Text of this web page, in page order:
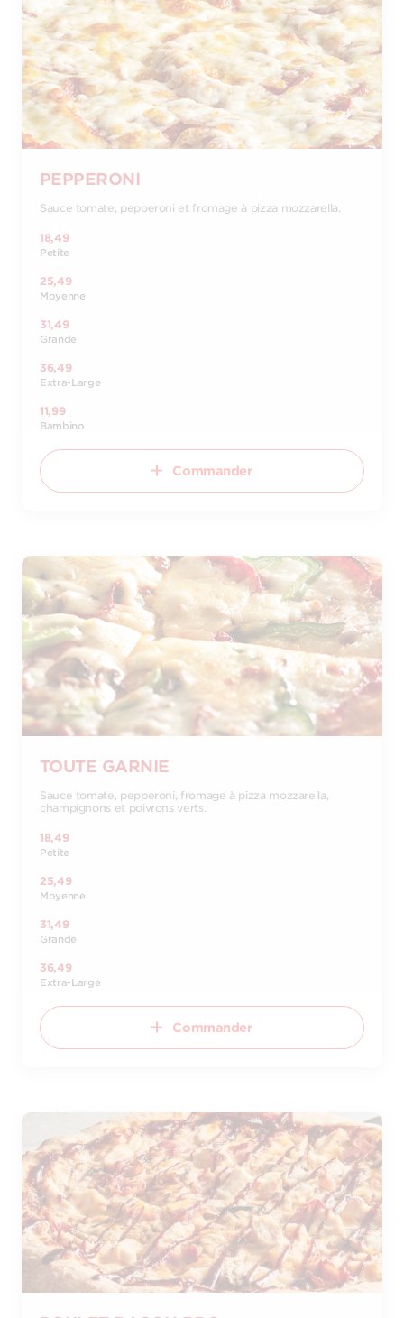
PEPPERONI
Sauce tomate, pepperoni et fromage à pizza mozzarella.
18,49
Petite
25,49
Moyenne
31,49
Grande
36,49
Extra-Large
11,99
Bambino
Commander
TOUTE GARNIE
Sauce tomate, pepperoni, fromage à pizza mozzarella,
champignons et poivrons verts.
18,49
Petite
25,49
Moyenne
31,49
Grande
36,49
Extra-Large
Commander